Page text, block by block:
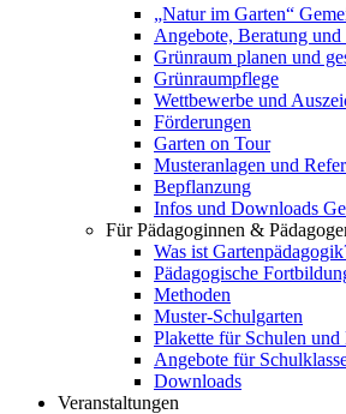
„Natur im Garten“
Angebote, Beratung
Grünraum planen und
Grünraumpflege
Wettbewerbe und
Förderungen
Garten on Tour
Musteranlagen und
Bepflanzung
Infos und Downloads
Für Pädagoginnen &
Was ist
Pädagogische
Methoden
Muster-Schulgarten
Plakette für Schulen und
Angebote für
Downloads
Veranstaltungen